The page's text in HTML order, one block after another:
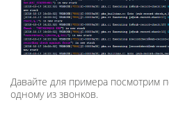
Давайте для примера посмотрим
одному из звонков.